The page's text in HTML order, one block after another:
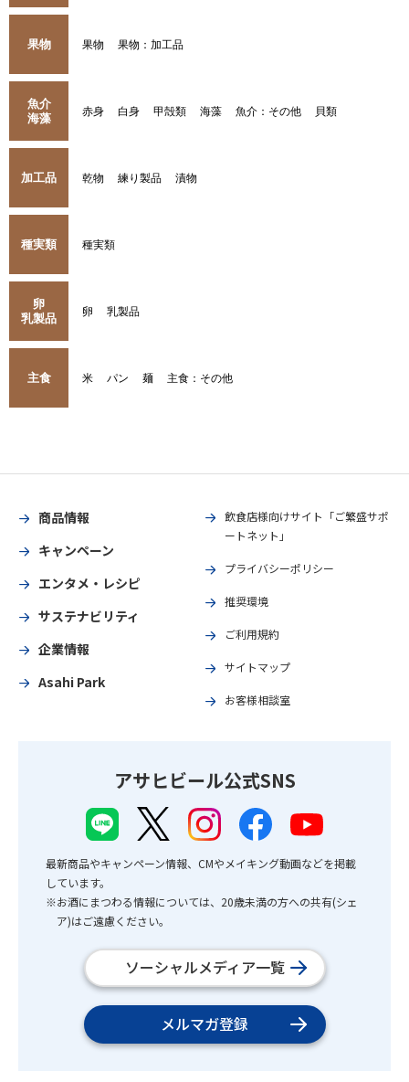
果物 果物 果物：加工品
魚介
海藻
赤身 白身 甲殻類 海藻 魚介：その他 貝類
加工品 乾物 練り製品 漬物
種実類 種実類
卵
乳製品
卵 乳製品
主食 米 パン 麺 主食：その他
商品情報
キャンペーン
エンタメ・レシピ
サステナビリティ
企業情報
Asahi Park
飲食店様向けサイト「ご繁盛サポ
ートネット」
プライバシーポリシー
推奨環境
ご利用規約
サイトマップ
お客様相談室
アサヒビール公式SNS
最新商品やキャンペーン情報、CMやメイキング動画などを掲載
しています。
※お酒にまつわる情報については、20歳未満の方への共有(シェ
ア)はご遠慮ください。
ソーシャルメディア一覧
メルマガ登録